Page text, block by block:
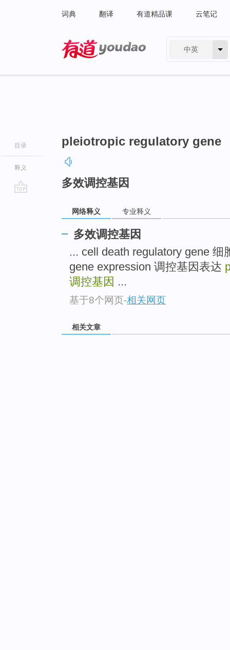
词典 翻译 有道精品课 云笔记
中英
目录
释义
pleiotropic regulatory gene
多效调控基因
网络释义 专业释义
多效调控基因
... cell death regulatory gene
gene expression 调控基因表达
调控基因 ...
基于8个网页-相关网页
相关文章